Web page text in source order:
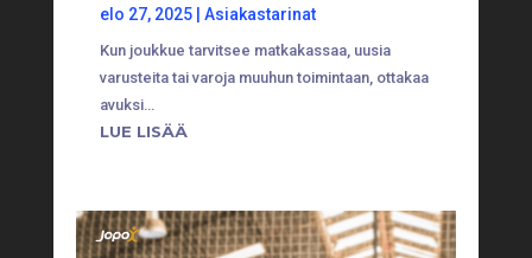
elo 27, 2025| Asiakastarinat
Kun joukkue tarvitsee matkakassaa, uusia
varusteita tai varoja muuhun toimintaan, ottakaa
avuksi…
LUE LISÄÄ